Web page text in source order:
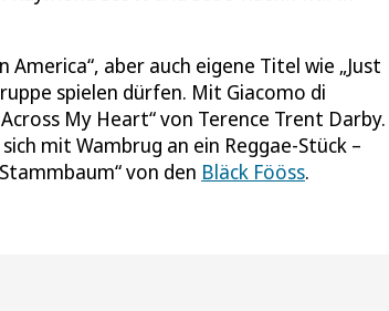
aber auch eigene Titel wie „Just
spielen dürfen. Mit Giacomo di
My Heart“ von Terence Trent Darby.
mit Wambrug an ein Reggae-Stück –
von den Bläck Fööss.